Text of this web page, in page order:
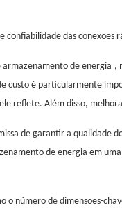
confiabilidade das conexões
armazenamento de energia ,
custo é particularmente
reflete. Além disso,
de garantir a
de energia em
o número de dimensões-